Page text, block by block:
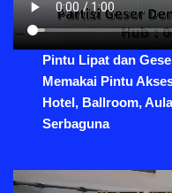
Pintu Lipat dan
Memakai Pintu
Hotel, Ballroom,
Serbaguna